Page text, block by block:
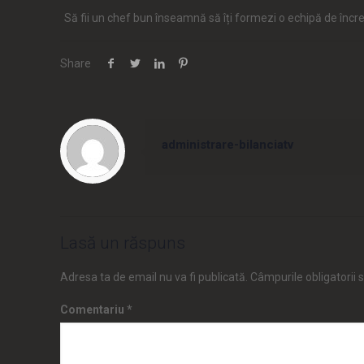
Să fii un chef bun înseamnă să îți formezi o echipă de
Share
Adresa ta de email nu va fi publicată. Câmpurile obligatorii
Comentariu*